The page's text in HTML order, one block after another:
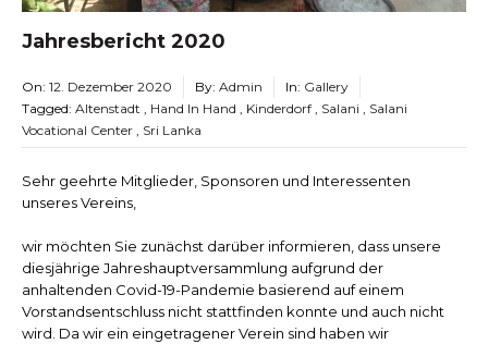
Jahresbericht 2020
On: 12. Dezember 2020 By: Admin In: Gallery
Tagged: Altenstadt Hand In Hand Kinderdorf Salani
Salani
Vocational Center
Sri Lanka
Sehr geehrte Mitglieder, Sponsoren und Interessenten
unseres Vereins,
wir möchten Sie zunächst darüber informieren, dass unsere
diesjährige Jahreshauptversammlung aufgrund der
anhaltenden Covid-19-Pandemie basierend auf einem
Vorstandsentschluss nicht stattfinden konnte und auch nicht
wird. Da wir ein eingetragener Verein sind haben wir